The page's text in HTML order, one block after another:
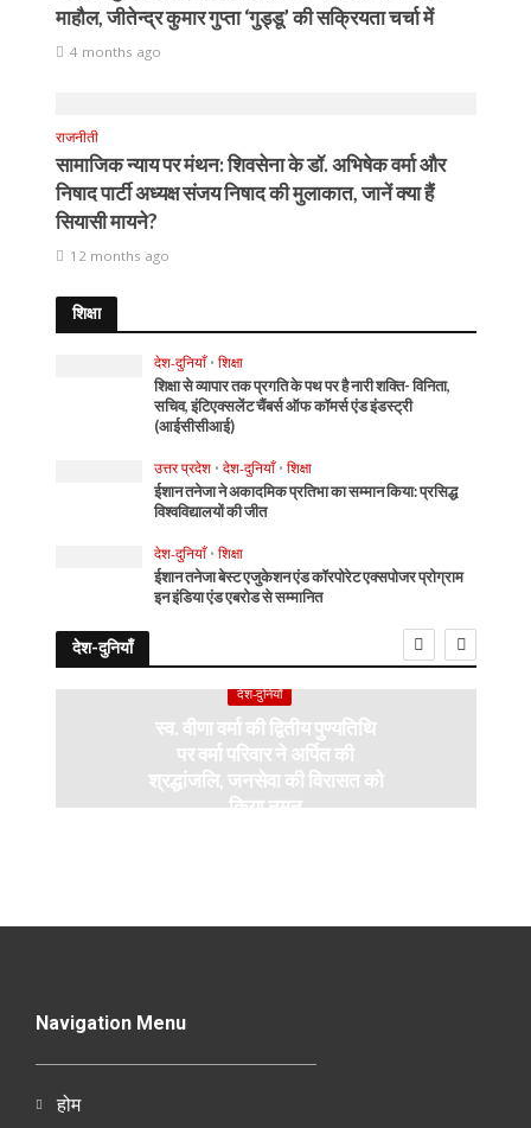
माहौल, जीतेन्द्र कुमार गुप्ता ‘गुड्डू’ की सक्रियता चर्चा में
4 months ago
राजनीती
सामाजिक न्याय पर मंथन: शिवसेना के डॉ. अभिषेक वर्मा और
निषाद पार्टी अध्यक्ष संजय निषाद की मुलाकात, जानें क्या हैं
सियासी मायने?
12 months ago
शिक्षा
देश-दुनियाँ • शिक्षा
शिक्षा से व्यापार तक प्रगति के पथ पर है नारी शक्ति- विनिता,
सचिव, इंटिएक्सलेंट चैंबर्स ऑफ कॉमर्स एंड इंडस्ट्री
(आईसीसीआई)
उत्तर प्रदेश • देश-दुनियाँ • शिक्षा
ईशान तनेजा ने अकादमिक प्रतिभा का सम्मान किया: प्रसिद्ध
विश्वविद्यालयों की जीत
देश-दुनियाँ • शिक्षा
ईशान तनेजा बेस्ट एजुकेशन एंड कॉरपोरेट एक्सपोजर प्रोग्राम
इन इंडिया एंड एबरोड से सम्मानित
देश-दुनियाँ
देश-दुनियाँ
स्व. वीणा वर्मा की द्वितीय पुण्यतिथि
पर वर्मा परिवार ने अर्पित की
श्रद्धांजलि, जनसेवा की विरासत को
किया नमन
Navigation Menu
होम